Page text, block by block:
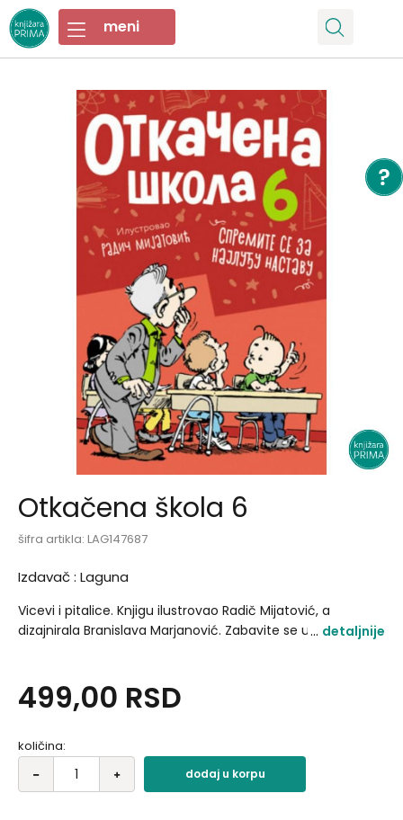
Otkačena škola 6
šifra artikla: LAG147687
Izdavač : Laguna
Vicevi i pitalice. Knjigu ilustrovao Radič Mijatović, a
dizajnirala Branislava Marjanović. Zabavite se uz najbolje
smete da čitate za vreme nastave jer postoji opasnost da
vam je nastavnik oduzme – i zadrži je za sebe..
detaljnije
499,00 RSD
količina:
dodaj u korpu